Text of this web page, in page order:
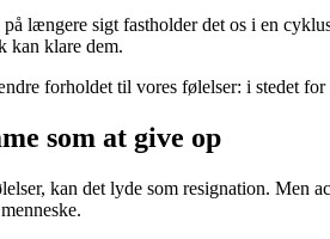
længere sigt fastholder det os i en
kan klare dem.
forholdet til vores følelser: i stedet
som at give op
kan det lyde som resignation. Men